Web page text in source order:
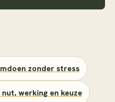
zonder stress
werking en keuze